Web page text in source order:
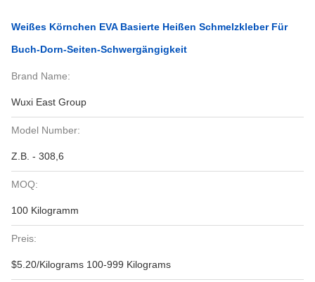
Weißes Körnchen EVA Basierte Heißen Schmelzkleber Für
Buch-Dorn-Seiten-Schwergängigkeit
Brand Name:
Wuxi East Group
Model Number:
Z.B. - 308,6
MOQ:
100 Kilogramm
Preis:
$5.20/Kilograms 100-999 Kilograms